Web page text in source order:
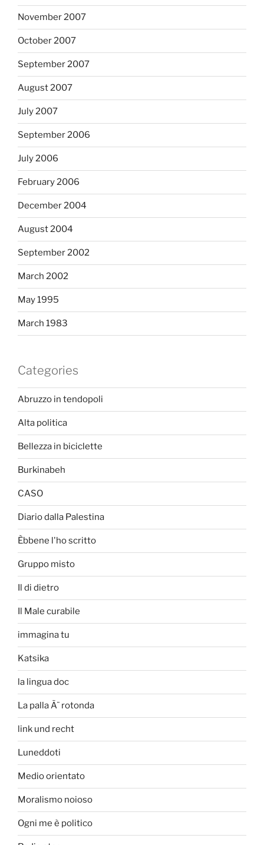
November 2007
October 2007
September 2007
August 2007
July 2007
September 2006
July 2006
February 2006
December 2004
August 2004
September 2002
March 2002
May 1995
March 1983
Categories
Abruzzo in tendopoli
Alta politica
Bellezza in biciclette
Burkinabeh
CASO
Diario dalla Palestina
Èbbene l'ho scritto
Gruppo misto
Il di dietro
Il Male curabile
immagina tu
Katsika
la lingua doc
La palla Ã¨ rotonda
link und recht
Luneddoti
Medio orientato
Moralismo noioso
Ogni me è politico